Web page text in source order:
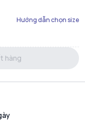
Hướng dẫn chọn size
hàng